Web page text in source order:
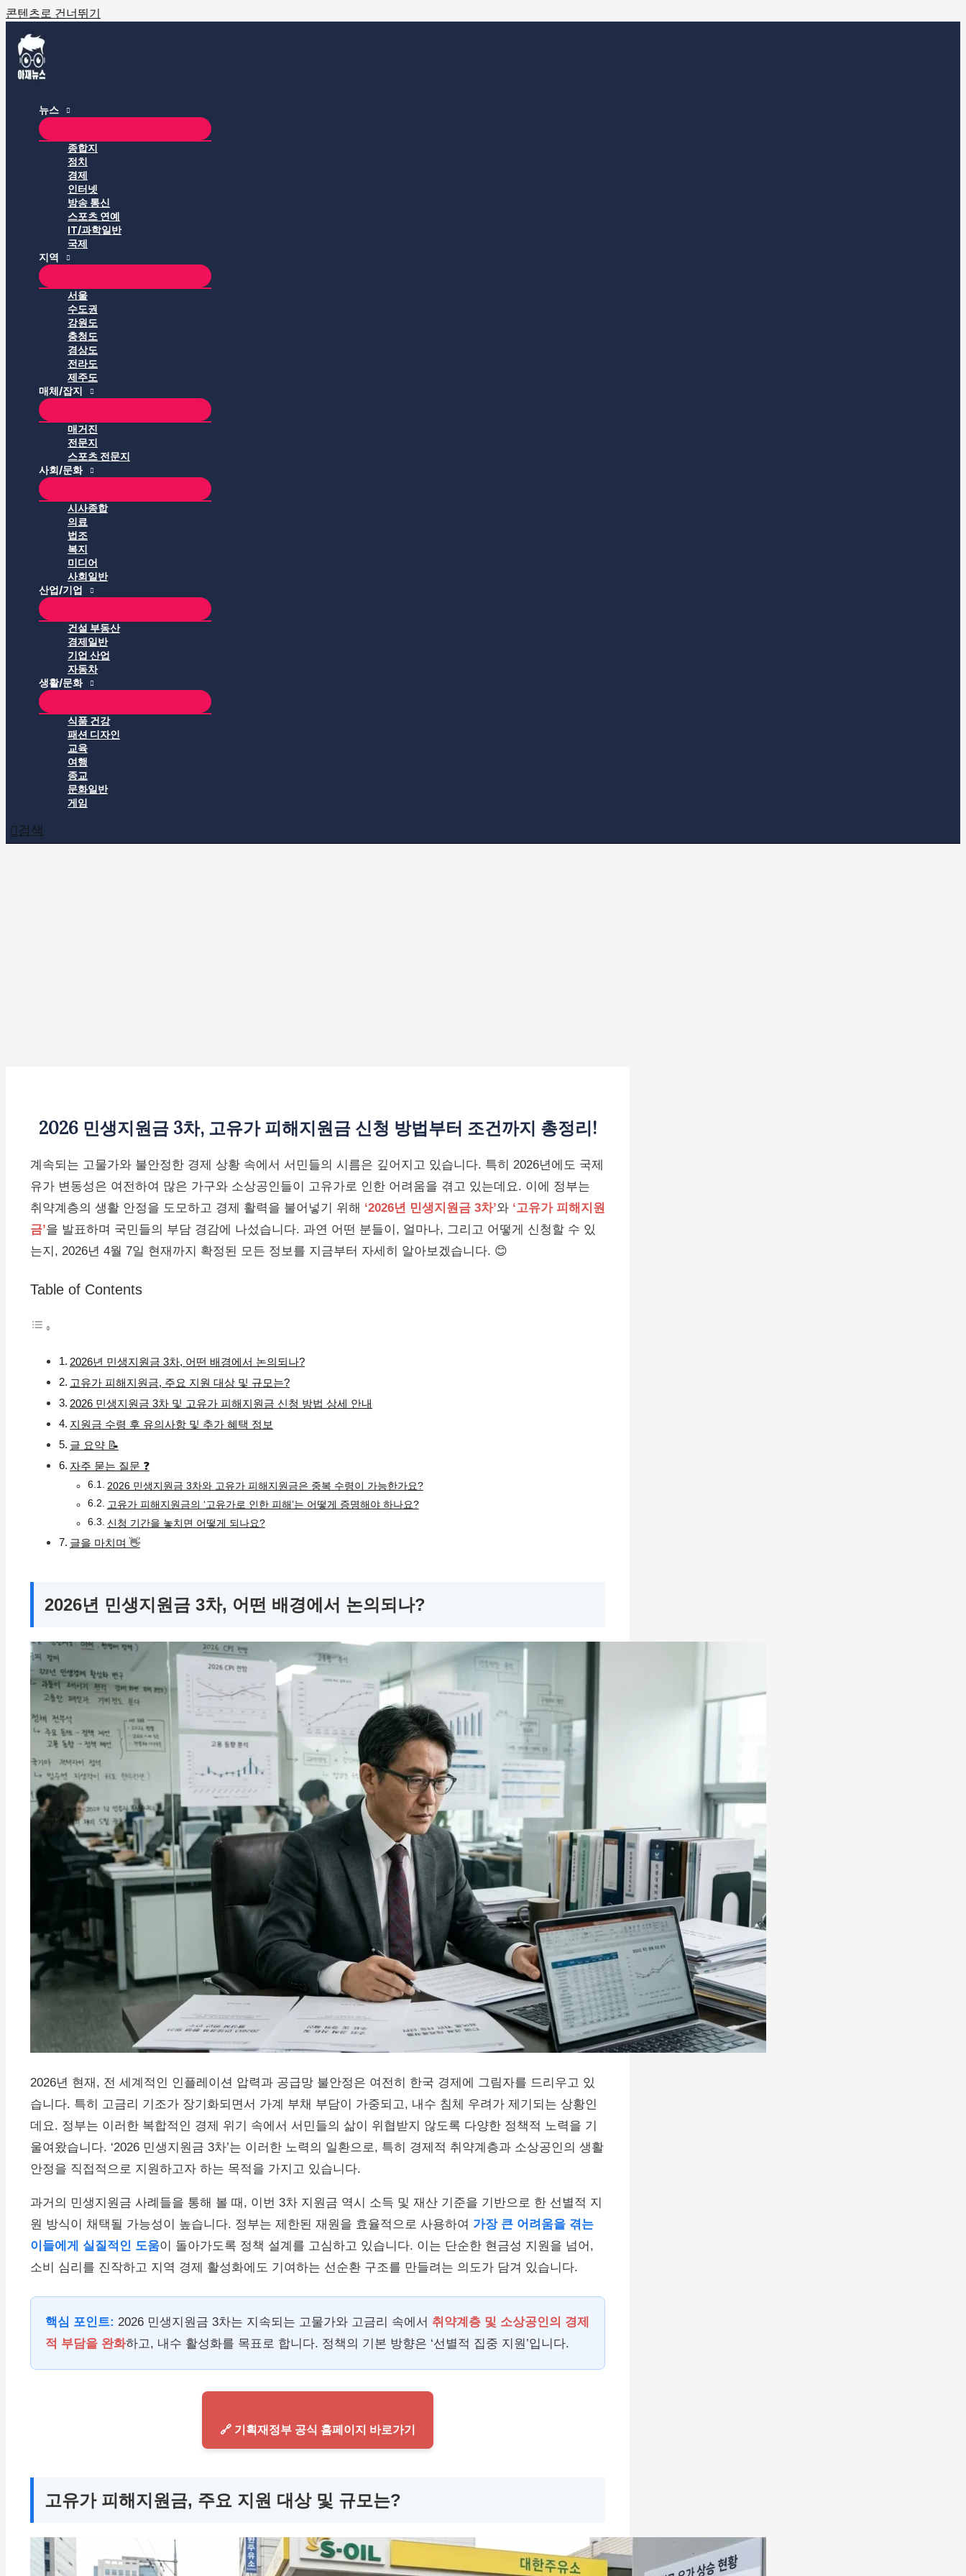
콘텐츠로 건너뛰기
뉴스
종합지
정치
경제
인터넷
방송 통신
스포츠 연예
IT/과학일반
국제
지역
서울
수도권
강원도
충청도
경상도
전라도
제주도
매체/잡지
매거진
전문지
스포츠 전문지
사회/문화
시사종합
의료
법조
복지
미디어
사회일반
산업/기업
건설 부동산
경제일반
기업 산업
자동차
생활/문화
식품 건강
패션 디자인
교육
여행
종교
문화일반
게임
검색
2026 민생지원금 3차, 고유가 피해지원금 신청 방법부터 조건까지 총정리!
계속되는 고물가와 불안정한 경제 상황 속에서 서민들의 시름은 깊어지고 있습니다. 특히 2026년에도 국제
유가 변동성은 여전하여 많은 가구와 소상공인들이 고유가로 인한 어려움을 겪고 있는데요. 이에 정부는
취약계층의 생활 안정을 도모하고 경제 활력을 불어넣기 위해 ‘2026년 민생지원금 3차’와 ‘고유가 피해지원
금’을 발표하며 국민들의 부담 경감에 나섰습니다. 과연 어떤 분들이, 얼마나, 그리고 어떻게 신청할 수 있
는지, 2026년 4월 7일 현재까지 확정된 모든 정보를 지금부터 자세히 알아보겠습니다. 😊
Table of Contents
2026년 민생지원금 3차, 어떤 배경에서 논의되나?
고유가 피해지원금, 주요 지원 대상 및 규모는?
2026 민생지원금 3차 및 고유가 피해지원금 신청 방법 상세 안내
지원금 수령 후 유의사항 및 추가 혜택 정보
글 요약 📝
자주 묻는 질문 ❓
2026 민생지원금 3차와 고유가 피해지원금은 중복 수령이 가능한가요?
고유가 피해지원금의 ‘고유가로 인한 피해’는 어떻게 증명해야 하나요?
신청 기간을 놓치면 어떻게 되나요?
글을 마치며 👋
2026년 민생지원금 3차, 어떤 배경에서 논의되나?
2026년 현재, 전 세계적인 인플레이션 압력과 공급망 불안정은 여전히 한국 경제에 그림자를 드리우고 있
습니다. 특히 고금리 기조가 장기화되면서 가계 부채 부담이 가중되고, 내수 침체 우려가 제기되는 상황인
데요. 정부는 이러한 복합적인 경제 위기 속에서 서민들의 삶이 위협받지 않도록 다양한 정책적 노력을 기
울여왔습니다. ‘2026 민생지원금 3차’는 이러한 노력의 일환으로, 특히 경제적 취약계층과 소상공인의 생활
안정을 직접적으로 지원하고자 하는 목적을 가지고 있습니다.
과거의 민생지원금 사례들을 통해 볼 때, 이번 3차 지원금 역시 소득 및 재산 기준을 기반으로 한 선별적 지
원 방식이 채택될 가능성이 높습니다. 정부는 제한된 재원을 효율적으로 사용하여 가장 큰 어려움을 겪는
이들에게 실질적인 도움이 돌아가도록 정책 설계를 고심하고 있습니다. 이는 단순한 현금성 지원을 넘어,
소비 심리를 진작하고 지역 경제 활성화에도 기여하는 선순환 구조를 만들려는 의도가 담겨 있습니다.
핵심 포인트: 2026 민생지원금 3차는 지속되는 고물가와 고금리 속에서 취약계층 및 소상공인의 경제
적 부담을 완화하고, 내수 활성화를 목표로 합니다. 정책의 기본 방향은 ‘선별적 집중 지원’입니다.
🔗 기획재정부 공식 홈페이지 바로가기
고유가 피해지원금, 주요 지원 대상 및 규모는?